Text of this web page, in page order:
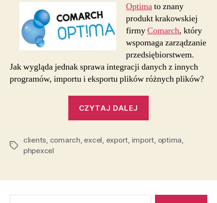
Optimato znany
produkt krakowskiej
firmyComarch, który
wspomaga zarządzanie
przedsiębiorstwem.
Jak wygląda jednak sprawa integracji danych z innych
programów, importu i eksportu plików różnych plików?
CZYTAJ DALEJ
Excel
Tagi
clients, comarch, excel, export, import, optima,
phpexcel